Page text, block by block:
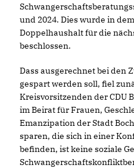
und 2024. Dies wurde in
Doppelhaushalt für die
beschlossen.
Dass ausgerechnet bei den
gespart werden soll, fiel
Kreisvorsitzenden der CDU
im Beirat für Frauen,
Emanzipation der Stadt
sparen, die sich in einer
befinden, ist keine soziale